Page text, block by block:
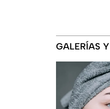
GALERÍAS